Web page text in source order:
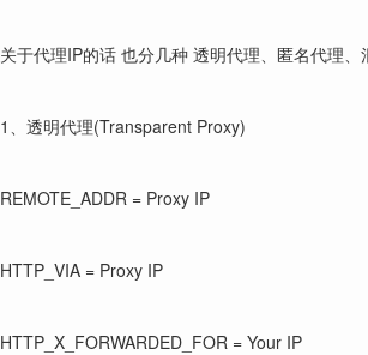
关于代理IP的话 也分几种 透明代理、匿名代理
1、透明代理(Transparent Proxy)
REMOTE_ADDR = Proxy IP
HTTP_VIA = Proxy IP
HTTP_X_FORWARDED_FOR = Your IP